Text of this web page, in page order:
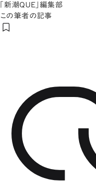
「新潮QUE」編集部
この筆者の記事